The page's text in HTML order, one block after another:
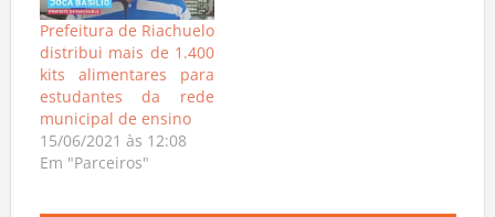
Prefeitura de Riachuelo
distribui mais de 1.400
kits alimentares para
estudantes da rede
municipal de ensino
15/06/2021 às 12:08
Em "Parceiros"